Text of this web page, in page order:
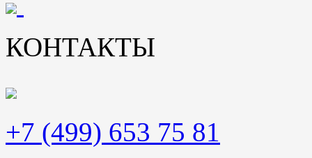
КОНТАКТЫ
+7 (499) 653 75 81